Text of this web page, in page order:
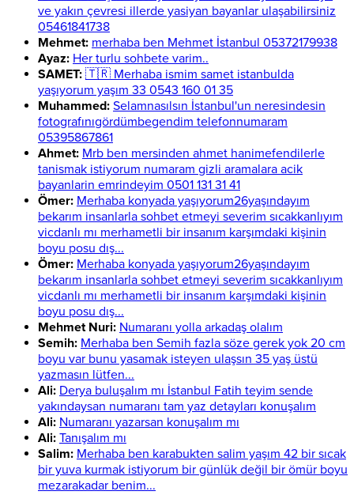
ve yakın çevresi illerde yasiyan bayanlar ulaşabilirsiniz
05461841738
Mehmet: merhaba ben Mehmet İstanbul 05372179938
Ayaz: Her turlu sohbete varim..
SAMET: 🇹🇷 Merhaba ismim samet istanbulda
yaşıyorum yaşım 33 0543 160 01 35
Muhammed: Selamnasılsın İstanbul'un neresindesin
fotografınıgördümbegendim telefonnumaram
05395867861
Ahmet: Mrb ben mersinden ahmet hanimefendilerle
tanismak istiyorum numaram gizli aramalara acik
bayanlarin emrindeyim 0501 131 31 41
Ömer: Merhaba konyada yaşıyorum26yaşındayım
bekarım insanlarla sohbet etmeyi severim sıcakkanlıyım
vicdanlı mı merhametli bir insanım karşımdaki kişinin
boyu posu dış...
Ömer: Merhaba konyada yaşıyorum26yaşındayım
bekarım insanlarla sohbet etmeyi severim sıcakkanlıyım
vicdanlı mı merhametli bir insanım karşımdaki kişinin
boyu posu dış...
Mehmet Nuri: Numaranı yolla arkadaş olalım
Semih: Merhaba ben Semih fazla söze gerek yok 20 cm
boyu var bunu yasamak isteyen ulaşsın 35 yaş üstü
yazmasın lütfen...
Ali: Derya buluşalım mı İstanbul Fatih teyim sende
yakındaysan numaranı tam yaz detayları konuşalım
Ali: Numaranı yazarsan konuşalım mı
Ali: Tanışalım mı
Salim: Merhaba ben karabukten salim yaşım 42 bir sıcak
bir yuva kurmak istiyorum bir günlük değil bir ömür boyu
mezarakadar benim...